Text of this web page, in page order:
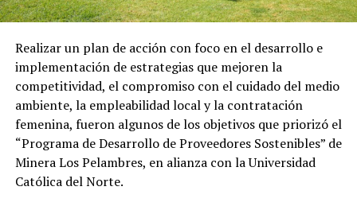
Realizar un plan de acción con foco en el desarrollo e
implementación de estrategias que mejoren la
competitividad, el compromiso con el cuidado del medio
ambiente, la empleabilidad local y la contratación
femenina, fueron algunos de los objetivos que priorizó el
“Programa de Desarrollo de Proveedores Sostenibles” de
Minera Los Pelambres, en alianza con la Universidad
Católica del Norte.